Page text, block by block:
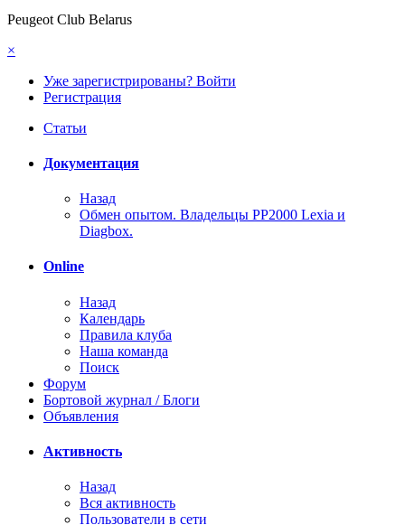
Peugeot Club Belarus
×
Уже зарегистрированы? Войти
Регистрация
Статьи
Документация
Назад
Обмен опытом. Владельцы PP2000 Lexia и
Diagbox.
Online
Назад
Календарь
Правила клуба
Наша команда
Поиск
Форум
Бортовой журнал / Блоги
Объявления
Активность
Назад
Вся активность
Пользователи в сети